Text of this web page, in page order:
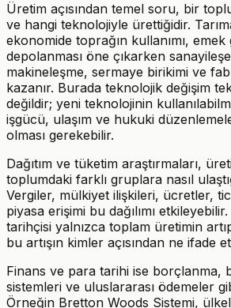
Üretim açısından temel soru, bir
ve hangi teknolojiyle ürettiğidir.
ekonomide toprağın kullanımı,
depolanması öne çıkarken
makineleşme, sermaye birikimi ve
kazanır. Burada teknolojik değişim
değildir; yeni teknolojinin
işgücü, ulaşım ve hukuki
olması gerekebilir.
Dağıtım ve tüketim araştırmaları,
toplumdaki farklı gruplara nasıl
Vergiler, mülkiyet ilişkileri, ücretler,
piyasa erişimi bu dağılımı
tarihçisi yalnızca toplam üretimin
bu artışın kimler açısından ne ifade
Finans ve para tarihi ise borçlanma,
sistemleri ve uluslararası ödemeler
Örneğin Bretton Woods Sistemi,